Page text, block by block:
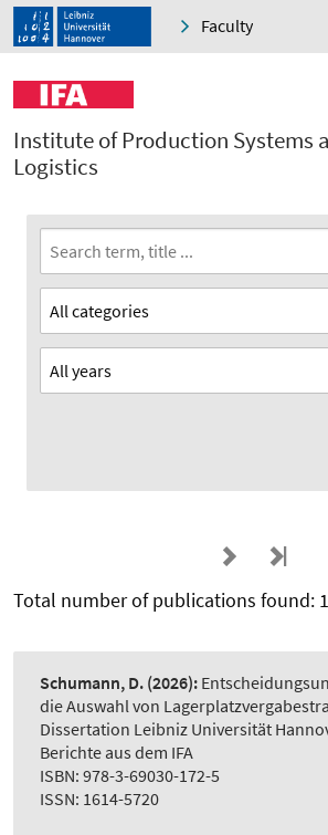
Faculty
Institute of Production Systems
Logistics
Total number of publications found:
Schumann, D. (2026):
die Auswahl von
Dissertation Leibniz Universität
Berichte aus dem IFA
ISBN: 978-3-69030-172-5
ISSN: 1614-5720